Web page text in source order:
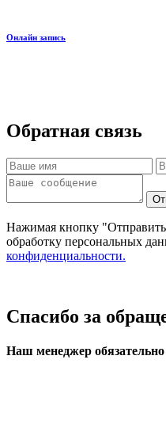
Онлайн запись
Обратная связь
Нажимая кнопку
обработку персональных
конфиденциальности.
Спасибо за
Наш менеджер